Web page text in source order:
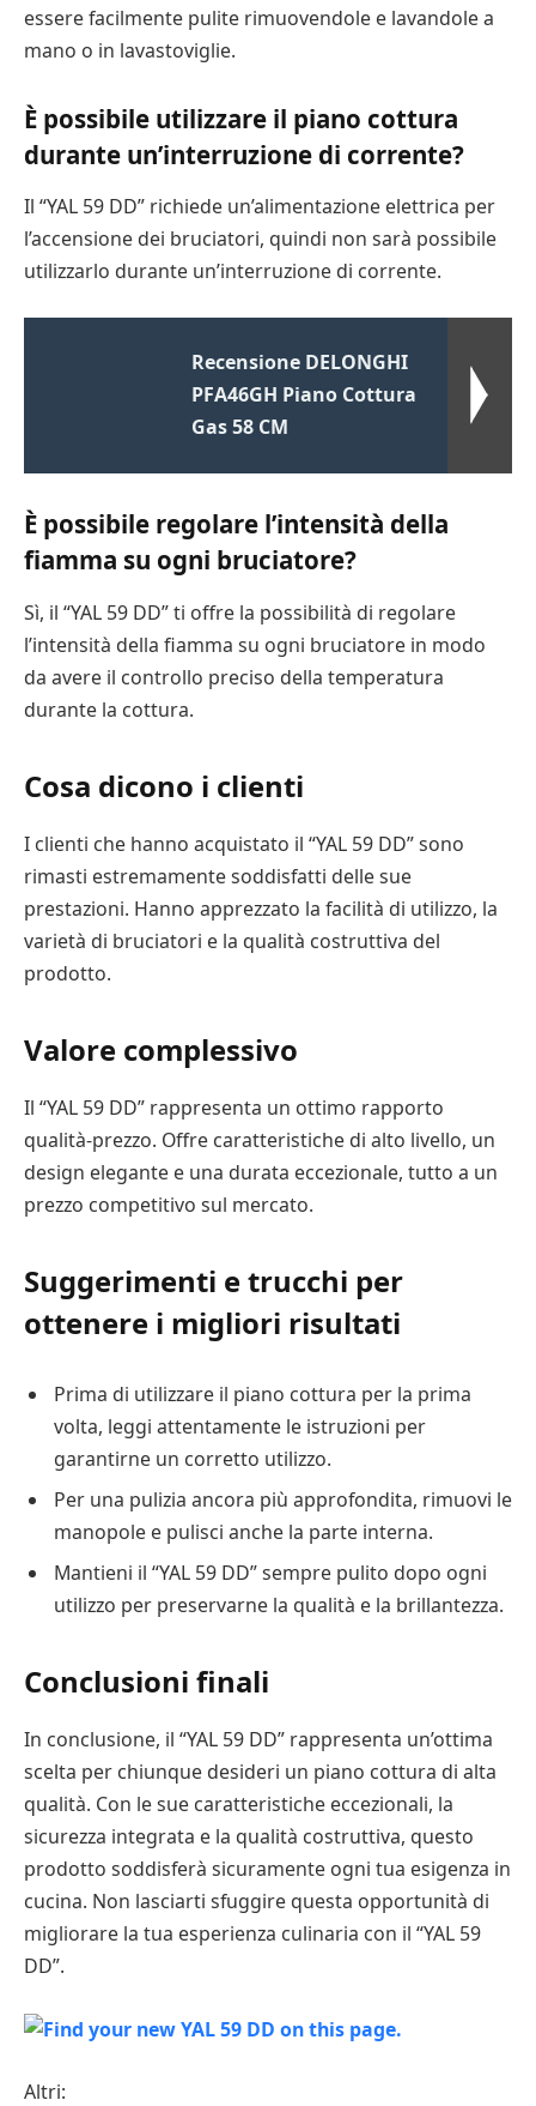
essere facilmente pulite rimuovendole e lavandole a
mano o in lavastoviglie.
È possibile utilizzare il piano cottura
durante un’interruzione di corrente?
Il “YAL 59 DD” richiede un’alimentazione elettrica per
l’accensione dei bruciatori, quindi non sarà possibile
utilizzarlo durante un’interruzione di corrente.
Recensione DELONGHI
PFA46GH Piano Cottura
Gas 58 CM
È possibile regolare l’intensità della
fiamma su ogni bruciatore?
Sì, il “YAL 59 DD” ti offre la possibilità di regolare
l’intensità della fiamma su ogni bruciatore in modo
da avere il controllo preciso della temperatura
durante la cottura.
Cosa dicono i clienti
I clienti che hanno acquistato il “YAL 59 DD” sono
rimasti estremamente soddisfatti delle sue
prestazioni. Hanno apprezzato la facilità di utilizzo, la
varietà di bruciatori e la qualità costruttiva del
prodotto.
Valore complessivo
Il “YAL 59 DD” rappresenta un ottimo rapporto
qualità-prezzo. Offre caratteristiche di alto livello, un
design elegante e una durata eccezionale, tutto a un
prezzo competitivo sul mercato.
Suggerimenti e trucchi per
ottenere i migliori risultati
Prima di utilizzare il piano cottura per la prima
volta, leggi attentamente le istruzioni per
garantirne un corretto utilizzo.
Per una pulizia ancora più approfondita, rimuovi le
manopole e pulisci anche la parte interna.
Mantieni il “YAL 59 DD” sempre pulito dopo ogni
utilizzo per preservarne la qualità e la brillantezza.
Conclusioni finali
In conclusione, il “YAL 59 DD” rappresenta un’ottima
scelta per chiunque desideri un piano cottura di alta
qualità. Con le sue caratteristiche eccezionali, la
sicurezza integrata e la qualità costruttiva, questo
prodotto soddisferà sicuramente ogni tua esigenza in
cucina. Non lasciarti sfuggire questa opportunità di
migliorare la tua esperienza culinaria con il “YAL 59
DD”.
Altri: